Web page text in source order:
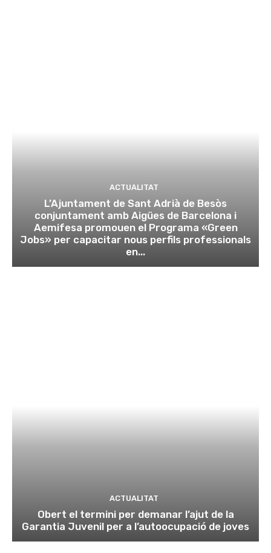
ACTUALITAT
L’Ajuntament de Sant Adrià de Besòs
conjuntament amb Aigües de Barcelona i
Aemifesa promouen el Programa «Green
Jobs» per capacitar nous perfils professionals
en...
ACTUALITAT
Obert el termini per demanar l’ajut de la
Garantia Juvenil per a l’autoocupació de joves